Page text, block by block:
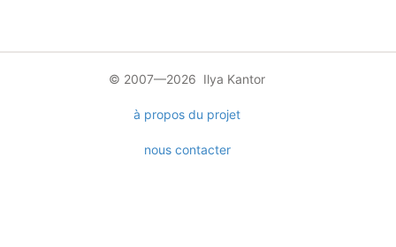
© 2007—2026 Ilya Kantor
à propos du projet
nous contacter